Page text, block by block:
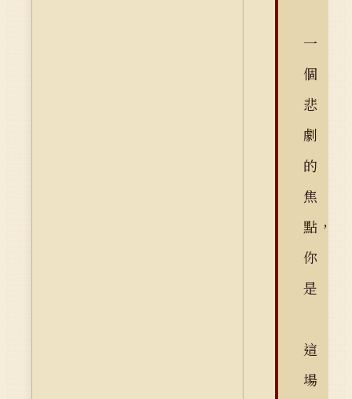
一
個
悲
劇
的
焦
點，
你
是
這
場